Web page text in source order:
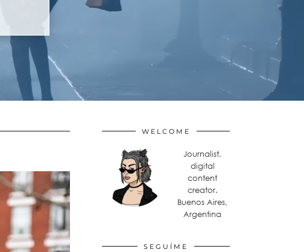
WELCOME
Journalist,
digital
content
creator.
Buenos Aires,
Argentina
SEGUÍME